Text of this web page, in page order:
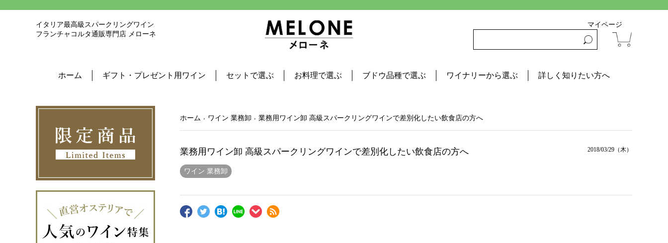
イタリア最高級スパークリングワイン
フランチャコルタ通販専門店 メローネ
マイページ
ホーム ギフト・プレゼント用ワイン セットで選ぶ お料理で選ぶ ブドウ品種で選ぶ ワイナリーから選ぶ 詳しく知りたい方へ
ホーム ワイン 業務卸 業務用ワイン卸 高級スパークリングワインで差別化したい飲食店の方へ
業務用ワイン卸 高級スパークリングワインで差別化したい飲食店の方へ 2018/03/29（木）
ワイン 業務卸